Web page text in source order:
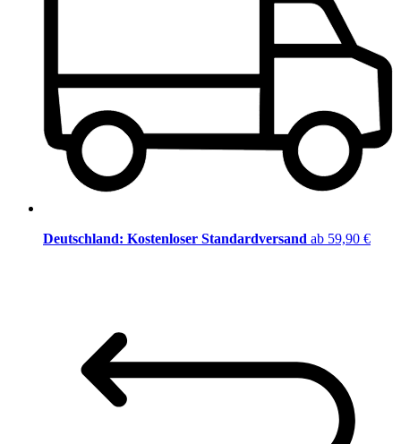
Deutschland: Kostenloser Standardversand ab 59,90 €